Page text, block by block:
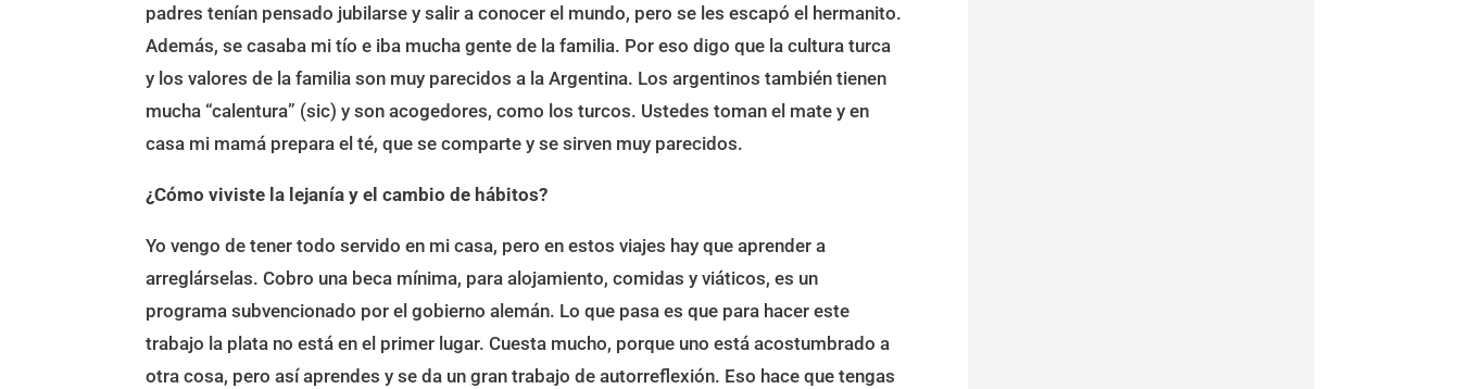
padres tenían pensado jubilarse y salir a conocer el mundo, pero se les escapó el hermanito.
Además, se casaba mi tío e iba mucha gente de la familia. Por eso digo que la cultura turca
y los valores de la familia son muy parecidos a la Argentina. Los argentinos también tienen
mucha “calentura” (sic) y son acogedores, como los turcos. Ustedes toman el mate y en
casa mi mamá prepara el té, que se comparte y se sirven muy parecidos.
¿Cómo viviste la lejanía y el cambio de hábitos?
Yo vengo de tener todo servido en mi casa, pero en estos viajes hay que aprender a
arreglárselas. Cobro una beca mínima, para alojamiento, comidas y viáticos, es un
programa subvencionado por el gobierno alemán. Lo que pasa es que para hacer este
trabajo la plata no está en el primer lugar. Cuesta mucho, porque uno está acostumbrado a
otra cosa, pero así aprendes y se da un gran trabajo de autorreflexión. Eso hace que tengas